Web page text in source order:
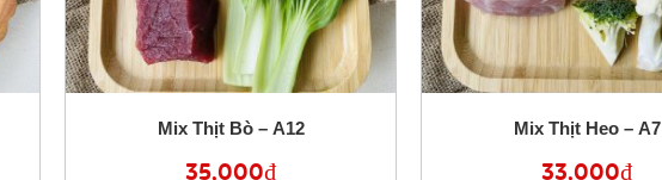
Mix Thịt Bò – A12
35,000₫
Mix Thịt Heo – A7
33,000₫